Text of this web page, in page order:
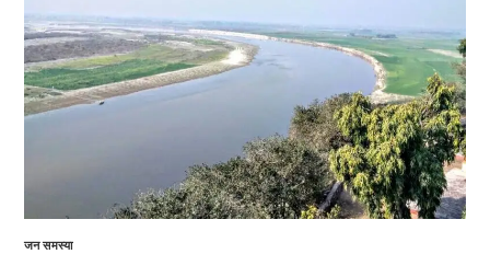
जन समस्या